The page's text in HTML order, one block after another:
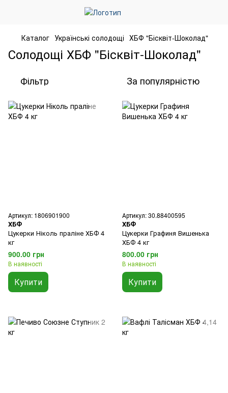
Каталог Українські солодощі ХБФ "Бісквіт-Шоколад"
Солодощі ХБФ "Бісквіт-Шоколад"
Фільтр За популярністю
Артикул: 1806901900
ХБФ
Цукерки Ніколь праліне ХБФ 4
кг
900.00 грн
В наявності
Купити
Артикул: 30.88400595
ХБФ
Цукерки Графиня Вишенька
ХБФ 4 кг
800.00 грн
В наявності
Купити